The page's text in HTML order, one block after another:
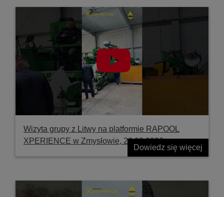
Wizyta grupy z Litwy na platformie RAPOOL
XPERIENCE w Zmysłowie, 26.03.2026
Dowiedz się więcej